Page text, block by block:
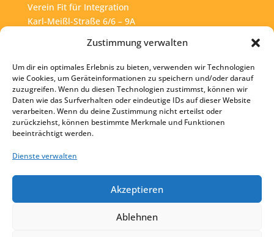
Zustimmung verwalten
Um dir ein optimales Erlebnis zu bieten, verwenden wir Technologien
wie Cookies, um Geräteinformationen zu speichern und/oder darauf
zuzugreifen. Wenn du diesen Technologien zustimmst, können wir
Daten wie das Surfverhalten oder eindeutige IDs auf dieser Website
verarbeiten. Wenn du deine Zustimmung nicht erteilst oder
zurückziehst, können bestimmte Merkmale und Funktionen
beeinträchtigt werden.
Dienste verwalten
Akzeptieren
Ablehnen
Verein Fit für Integration
Karl-Meißl-Straße 6/6 – 9A
Tel:+43 1 925 77 46
Mail: office@fit4int.at
Startseite
Kontakt
Impressum